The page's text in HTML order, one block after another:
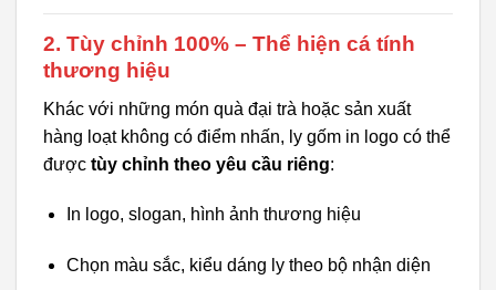
2. Tùy chỉnh 100% – Thể hiện cá tính
thương hiệu
Khác với những món quà đại trà hoặc sản xuất
hàng loạt không có điểm nhấn, ly gốm in logo có thể
được tùy chỉnh theo yêu cầu riêng:
In logo, slogan, hình ảnh thương hiệu
Chọn màu sắc, kiểu dáng ly theo bộ nhận diện